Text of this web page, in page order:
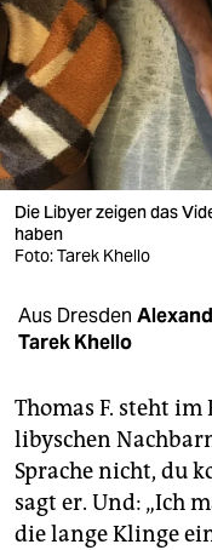
berlin
nord
wahrheit
verlag
verlag
shop
unterstützen
abo
genossenschaft
Die Libyer zeigen das
haben
Foto: Tarek Khello
Aus Dresden
Tarek Khello
Thomas F. steht
libyschen
Sprache nicht, du
sagt er. Und: „Ich
die lange Klinge